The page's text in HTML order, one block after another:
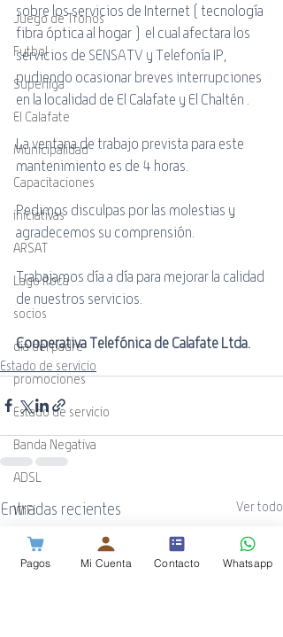
Juego de Tronos
Futbol
Superliga
El Calafate
Municipalidad
Capacitaciones
iniciativas
ARSAT
Lago Roca
socios
día del padre
promociones
Estado de servicio
Banda Negativa
ADSL
WiFi
Guía Cotecal
sobre los servicios de Internet ( tecnología
fibra óptica al hogar )  el cual afectara los
servicios de SENSATV y Telefonía IP,
pudiendo ocasionar breves interrupciones
en la localidad de El Calafate y El Chaltén .
La ventana de trabajo prevista para este
mantenimiento es de 4 horas.
Pedimos disculpas por las molestias y
agradecemos su comprensión.
Trabajamos día a día para mejorar la calidad
de nuestros servicios.
Cooperativa Telefónica de Calafate Ltda.
Estado de servicio
Entradas recientes Ver todo
Pagos Mi Cuenta Contacto Whatsapp